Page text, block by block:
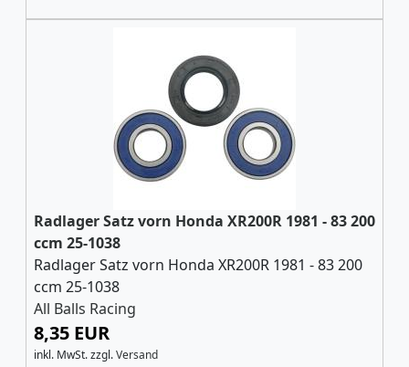
Radlager Satz vorn Honda XR200R 1981 - 83 200
ccm 25-1038
Radlager Satz vorn Honda XR200R 1981 - 83 200
ccm 25-1038
All Balls Racing
8,35 EUR
inkl. MwSt.zzgl.Versand